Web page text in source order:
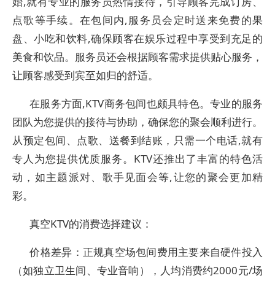
点歌等手续。在包间内,服务员会定时送来免费的果
盘、小吃和饮料,确保顾客在娱乐过程中享受到充足的
美食和饮品。服务员还会根据顾客需求提供贴心服务，
让顾客感受到宾至如归的舒适。
在服务方面,KTV商务包间也颇具特色。专业的服务
团队为您提供的接待与协助，确保您的聚会顺利进行。
从预定包间、点歌、送餐到结账，只需一个电话,就有
专人为您提供优质服务。KTV还推出了丰富的特色活
动，如主题派对、歌手见面会等,让您的聚会更加精
彩。
真空KTV的消费选择建议：
‌价格差异‌：正规真空场包间费用主要来自硬件投入
（如独立卫生间、专业音响），人均消费约2000元/场